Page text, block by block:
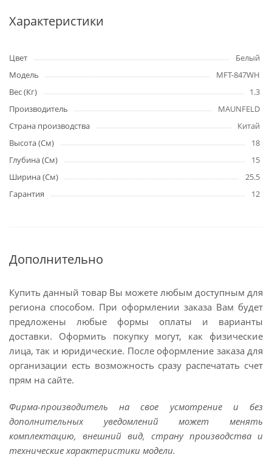
Характеристики
Цвет
Белый
Модель
MFT-847WH
Вес (Кг)
1.3
Производитель
MAUNFELD
Страна производства
Китай
Высота (См)
18
Глубина (См)
15
Ширина (См)
25.5
Гарантия
12
Дополнительно
Купить данный товар Вы можете любым доступным для
региона способом. При оформлении заказа Вам будет
предложены любые формы оплаты и варианты
доставки. Оформить покупку могут, как физические
лица, так и юридические. После оформление заказа для
организации есть возможность сразу распечатать счет
прям на сайте.
Фирма-производитель на свое усмотрение и без
дополнительных уведомлений может менять
комплектацию, внешний вид, страну производства и
технические характеристики модели.